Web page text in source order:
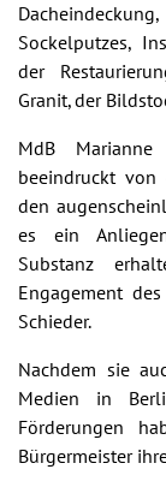
Sockelputzes,
der
Granit, der
MdB
beeindruckt von
den
es ein
Substanz
Engagement
Schieder.
Nachdem sie
Medien in
Förderungen
Bürgermeister